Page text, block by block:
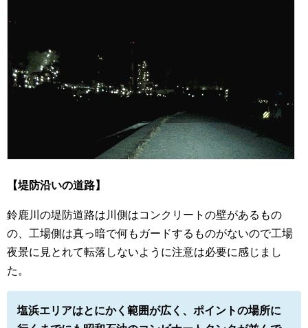
【堤防沿いの道路】
鈴鹿川の堤防道路は川側はコンクリートの壁があるもの
の、工場側は真っ暗で何もガードするものがないので工場
夜景に見とれて転落しないように注意は必要に感じまし
た。
塩浜エリアはとにかく範囲が広く、ポイントの場所に